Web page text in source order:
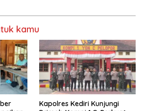
kamu
Kapolres Kediri Kunjungi